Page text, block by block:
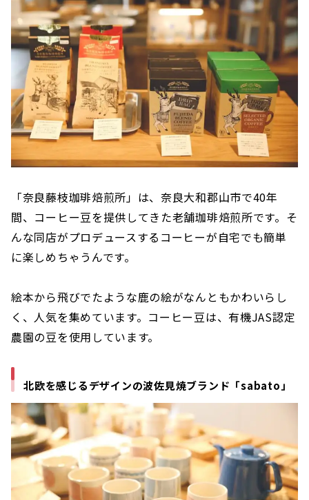
「奈良藤枝珈琲焙煎所」は、奈良大和郡山市で40年
間、コーヒー豆を提供してきた老舗珈琲焙煎所です。そ
んな同店がプロデュースするコーヒーが自宅でも簡単
に楽しめちゃうんです。
絵本から飛びでたような鹿の絵がなんともかわいらし
く、人気を集めています。コーヒー豆は、有機JAS認定
農園の豆を使用しています。
北欧を感じるデザインの波佐見焼ブランド「sabato」